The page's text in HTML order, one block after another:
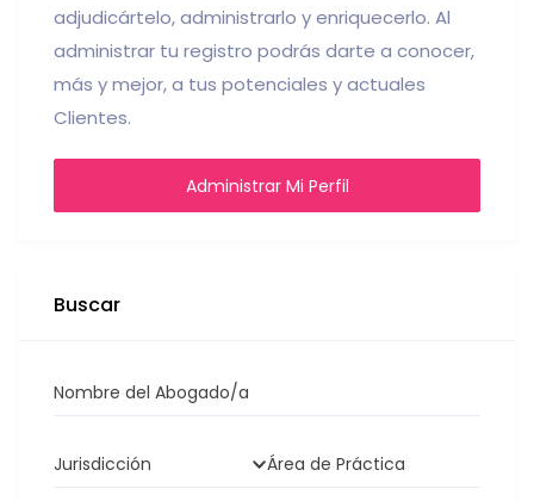
adjudicártelo, administrarlo y enriquecerlo. Al
administrar tu registro podrás darte a conocer,
más y mejor, a tus potenciales y actuales
Clientes.
Administrar Mi Perfil
Buscar
Nombre del Abogado/a
Jurisdicción Área de Práctica